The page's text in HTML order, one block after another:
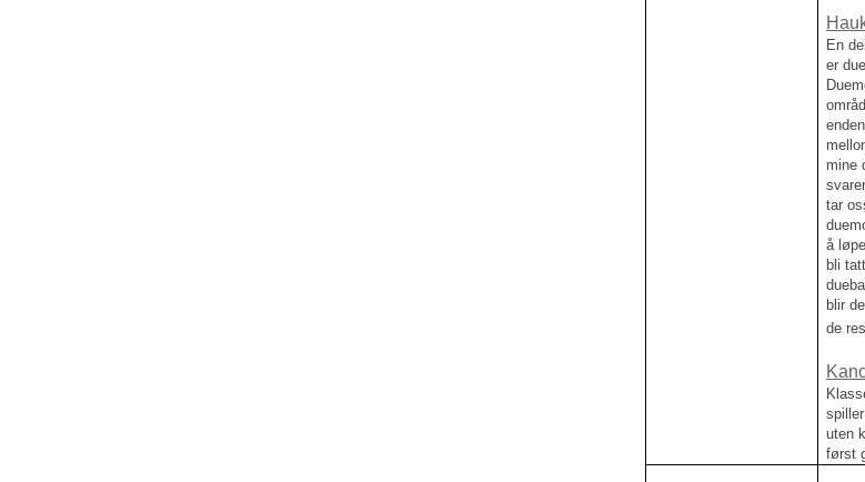
En
er
mine
tar
å
bli
blir
de
uten
først